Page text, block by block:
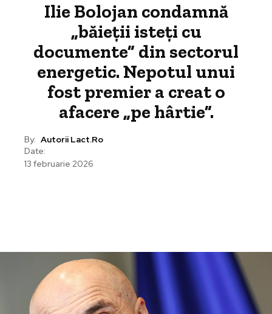
Ilie Bolojan condamnă
„băieții isteți cu
documente” din sectorul
energetic. Nepotul unui
fost premier a creat o
afacere „pe hârtie”.
By: Autorii Lact.ro
Date:
13 februarie 2026